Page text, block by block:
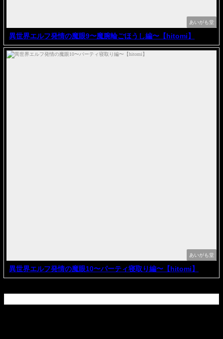
あいがも堂
異世界エルフ発情の魔眼9〜魔腕輪ごほうし編〜【hitomi】
あいがも堂
異世界エルフ発情の魔眼10〜パーティ寝取り編〜【hitomi】